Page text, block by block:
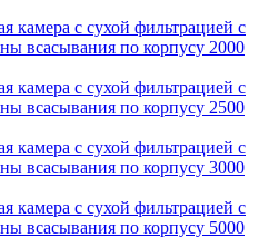
камера с сухой фильтрацией с
всасывания по корпусу 2000
камера с сухой фильтрацией с
всасывания по корпусу 2500
камера с сухой фильтрацией с
всасывания по корпусу 3000
камера с сухой фильтрацией с
всасывания по корпусу 5000